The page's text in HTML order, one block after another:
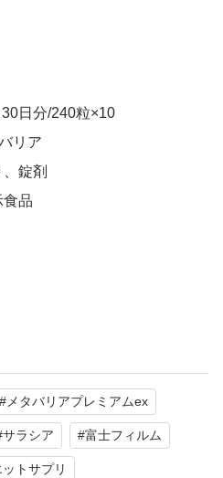
日分/240粒×10
リア
錠剤
品
#メタバリアプレミアムex
サラシア #富士フィルム
トサプリ